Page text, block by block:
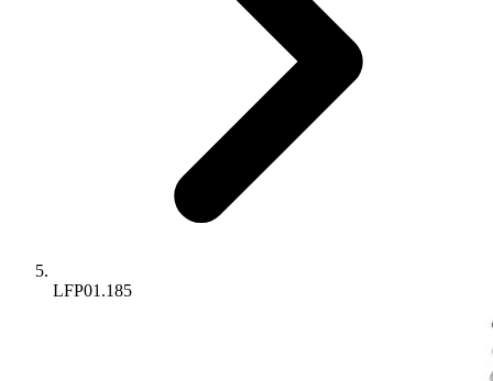
LFP01.185